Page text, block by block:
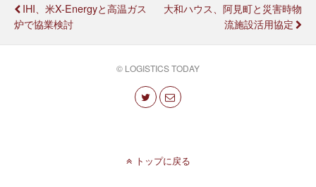
IHI、米X-Energyと高温ガス
炉で協業検討
大和ハウス、阿見町と災害時物
流施設活用協定
© LOGISTICS TODAY
トップに戻る